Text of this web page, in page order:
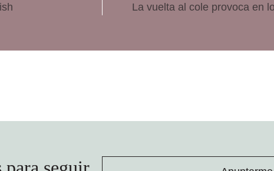
La vuelta al cole provoca en